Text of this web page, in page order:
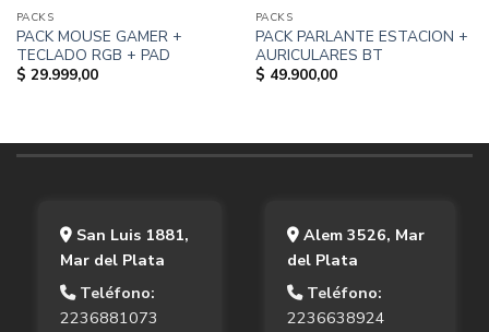
PACKS
PACK MOUSE GAMER +
TECLADO RGB + PAD
$ 29.999,00
PACKS
PACK PARLANTE ESTACION +
AURICULARES BT
$ 49.900,00
San Luis 1881,
Mar del Plata
Teléfono:
2236881073
Alem 3526, Mar
del Plata
Teléfono:
2236638924